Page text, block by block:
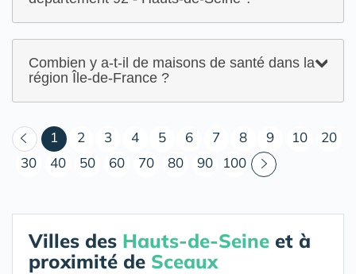
Combien y a-t-il de maisons de santé dans la
région Île-de-France ?
1 (courant)
2 3 4 5 6 7 8 9 10
20
30
40 50 60 70 80 90 100
Villes des Hauts-de-Seine et à
proximité de Sceaux